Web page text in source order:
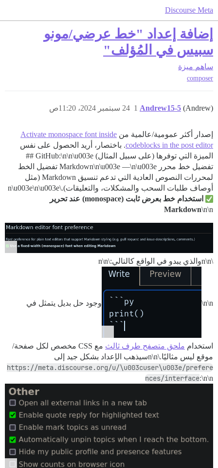
Discourse Meta
إضافة إعداد "خط عرضي/مونو
سبيس في المُؤلف"
ساهم ميزة
composer
Andrew15-5 (Andrew) 24 سبتمبر 2024، 11:20ص 1
إصدار أكثر عمومية/عالمية من Activate monospace font inside
codeblocks in the post editor. باختصار، أريد الحصول على نفس
الميزة التي توفرها (على سبيل المثال) GitHub:\n\n\u003e ##
تفضيل خط محرر Markdown\n\u003e —\n\u003e تفضيل الخط
لمحررات النصوص العادية التي تدعم تنسيق Markdown (مثل
أوصاف طلبات السحب والمشكلات، والتعليقات).\n\u003e\n\u003e
استخدام خط بعرض ثابت (monospace) عند تحرير
Markdown\n\n
\n\nوالذي يبدو في الواقع كالتالي:\n\n
\n\nوجود حل بديل يتمثل في
استخدام ملحق متصفح طرف ثالث
مع CSS مخصص لكل صفحة/
موقع ليس مثاليًا.\n\nسيذهب الإعداد بشكل جيد إلى
https://meta.discourse.org/u/\u003cuser\u003e/prefere
nces/interface:\n\n